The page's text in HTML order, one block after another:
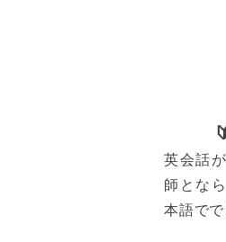
英会話
師とな
本語でで